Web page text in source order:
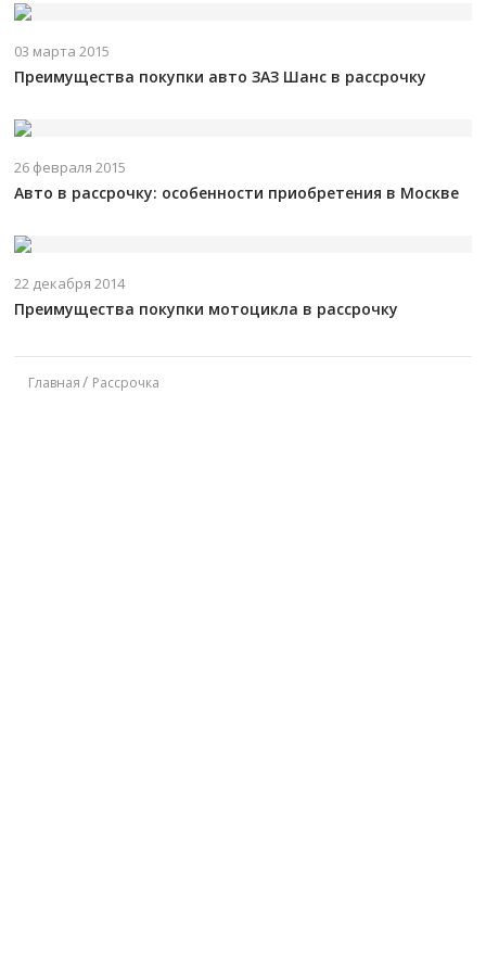
03 марта 2015
Преимущества покупки авто ЗАЗ Шанс в рассрочку
26 февраля 2015
Авто в рассрочку: особенности приобретения в Москве
22 декабря 2014
Преимущества покупки мотоцикла в рассрочку
Главная Рассрочка